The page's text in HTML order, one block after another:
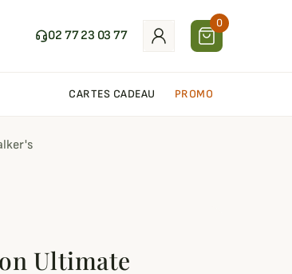
02 77 23 03 77
0
CARTES CADEAU PROMO
Ultimate